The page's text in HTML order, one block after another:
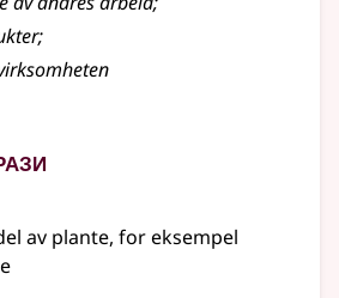
;
av plante, for eksempel